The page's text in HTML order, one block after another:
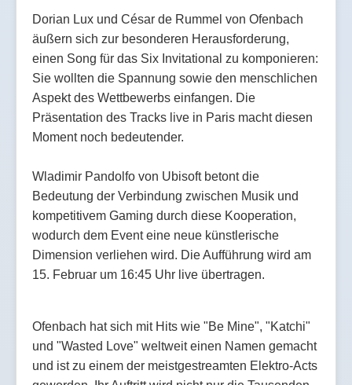
Dorian Lux und César de Rummel von Ofenbach
äußern sich zur besonderen Herausforderung,
einen Song für das Six Invitational zu komponieren:
Sie wollten die Spannung sowie den menschlichen
Aspekt des Wettbewerbs einfangen. Die
Präsentation des Tracks live in Paris macht diesen
Moment noch bedeutender.
Wladimir Pandolfo von Ubisoft betont die
Bedeutung der Verbindung zwischen Musik und
kompetitivem Gaming durch diese Kooperation,
wodurch dem Event eine neue künstlerische
Dimension verliehen wird. Die Aufführung wird am
15. Februar um 16:45 Uhr live übertragen.
Ofenbach hat sich mit Hits wie "Be Mine", "Katchi"
und "Wasted Love" weltweit einen Namen gemacht
und ist zu einem der meistgestreamten Elektro-Acts